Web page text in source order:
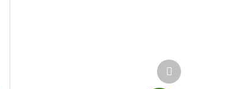
Další
produkt